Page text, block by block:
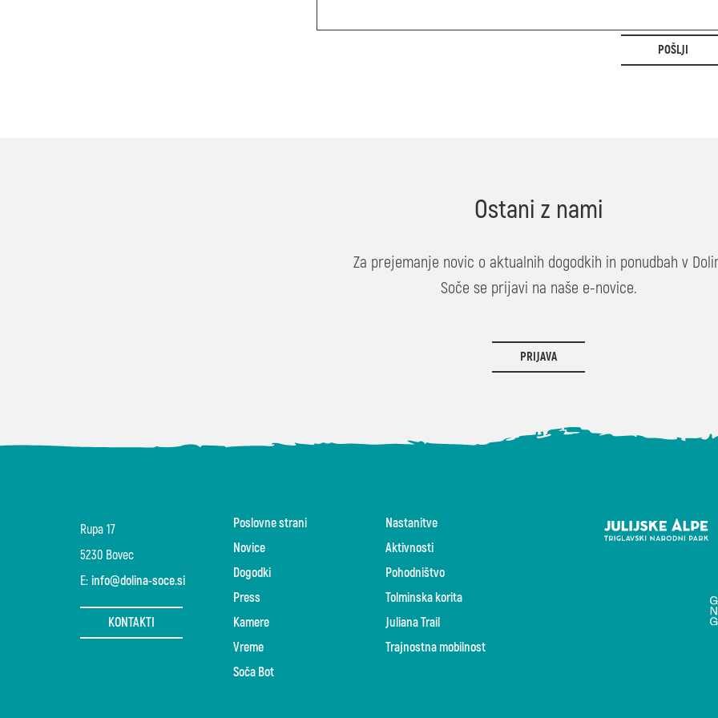
POŠLJI
Ostani z nami
Za prejemanje novic o aktualnih dogodkih in ponudbah v
Soče se prijavi na naše e-novice.
PRIJAVA
Rupa 17
5230 Bovec
E: info@dolina-soce.si
KONTAKTI
Poslovne strani
Novice
Dogodki
Press
Kamere
Vreme
Soča Bot
Nastanitve
Aktivnosti
Pohodništvo
Tolminska korita
Juliana Trail
Trajnostna mobilnost